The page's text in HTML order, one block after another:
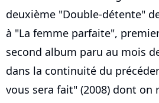
deuxième "Double-détente"
à "La femme parfaite",
second album paru au mois
dans la continuité du
vous sera fait" (2008) dont